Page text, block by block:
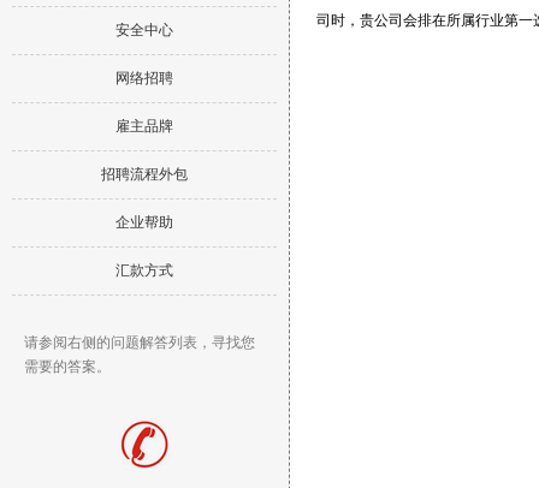
安全中心
网络招聘
雇主品牌
招聘流程外包
企业帮助
汇款方式
请参阅右侧的问题解答列表，寻找您
需要的答案。
司时，贵公司会排在所属行业第一